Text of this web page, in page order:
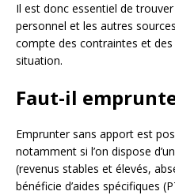
Il est donc essentiel de
personnel et les autres
compte des contraintes et
situation.
Faut-il
Emprunter sans apport est
notamment si l’on dispose
(revenus stables et élevés,
bénéficie d’aides spécifiques